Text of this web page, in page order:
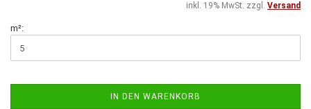
inkl. 19% MwSt. zzgl. Versand
m²:
IN DEN WARENKORB